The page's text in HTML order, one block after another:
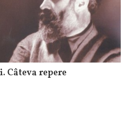
Câteva repere